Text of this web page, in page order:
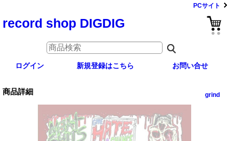
PCサイト
record shop DIGDIG
ログイン 新規登録はこちら お問い合せ
商品詳細 grind